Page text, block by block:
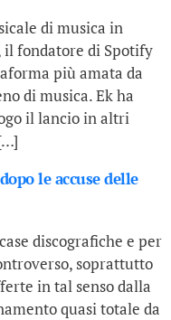
di musica in
il fondatore di Spotify
più amata da
di musica. Ek ha
il lancio in altri
le accuse delle
discografiche e per
soprattutto
in tal senso dalla
quasi totale da